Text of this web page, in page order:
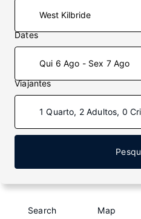
Dates
Qui 6 Ago - Sex 7 Ago
Viajantes
1 Quarto, 2 Adultos, 0
Search Map